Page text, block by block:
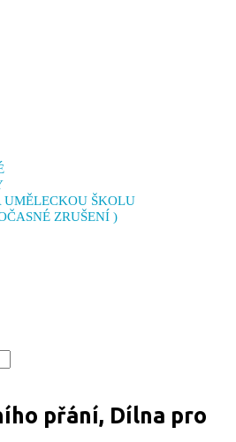
UMĚLECKOU ŠKOLU
ZRUŠENÍ )
přání, Dílna pro